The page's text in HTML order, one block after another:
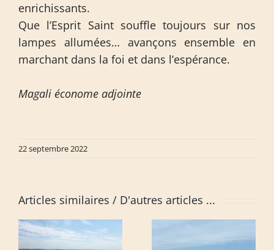
enrichissants.
Que l’Esprit Saint souffle toujours sur nos
lampes allumées… avançons ensemble en
marchant dans la foi et dans l’espérance.
Magali économe adjointe
22 septembre 2022
Articles similaires